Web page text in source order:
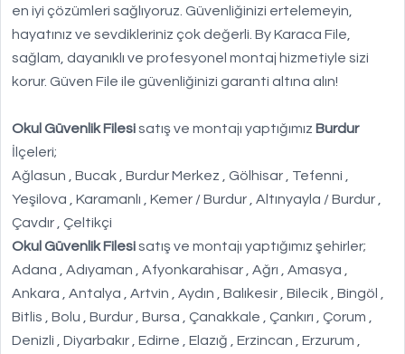
en iyi çözümleri sağlıyoruz. Güvenliğinizi ertelemeyin,
hayatınız ve sevdikleriniz çok değerli. By Karaca File,
sağlam, dayanıklı ve profesyonel montaj hizmetiyle sizi
korur. Güven File ile güvenliğinizi garanti altına alın!
Okul Güvenlik Filesisatış ve montajı yaptığımız Burdur
İlçeleri;
Ağlasun , Bucak , Burdur Merkez , Gölhisar , Tefenni ,
Yeşilova , Karamanlı , Kemer / Burdur , Altınyayla / Burdur ,
Çavdır , Çeltikçi
Okul Güvenlik Filesisatış ve montajı yaptığımız şehirler;
Adana , Adıyaman , Afyonkarahisar , Ağrı , Amasya ,
Ankara , Antalya , Artvin , Aydın , Balıkesir , Bilecik , Bingöl ,
Bitlis , Bolu , Burdur , Bursa , Çanakkale , Çankırı , Çorum ,
Denizli , Diyarbakır , Edirne , Elazığ , Erzincan , Erzurum ,